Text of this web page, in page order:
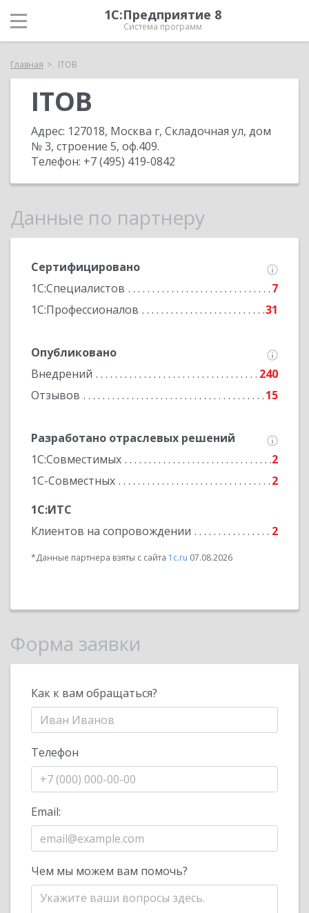
1С:Предприятие 8
Система программ
Главная ITOB
ITOB
Адрес: 127018, Москва г, Складочная ул, дом
№ 3, строение 5, оф.409.
Телефон: +7 (495) 419-0842
Данные по партнеру
Сертифицировано
1С:Специалистов
7
1С:Профессионалов
31
Опубликовано
Внедрений
240
Отзывов
15
Разработано отраслевых решений
1С:Совместимых
2
1С-Совместных
2
1С:ИТС
Клиентов на сопровождении
2
*Данные партнера взяты с сайта 1c.ru 07.08.2026
Форма заявки
Как к вам обращаться?
Телефон
Email:
Чем мы можем вам помочь?